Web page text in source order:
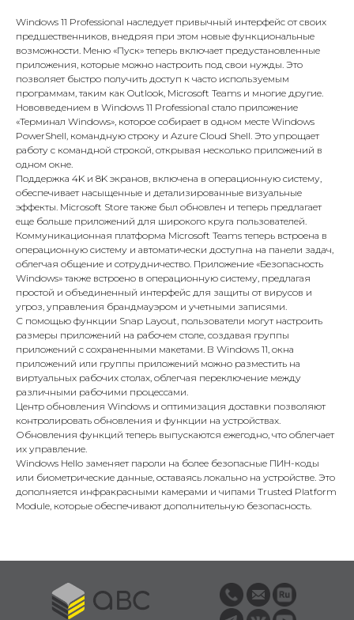
Windows 11 Professional наследует привычный интерфейс от своих
предшественников, внедряя при этом новые функциональные
возможности. Меню «Пуск» теперь включает предустановленные
приложения, которые можно настроить под свои нужды. Это
позволяет быстро получить доступ к часто используемым
программам, таким как Outlook, Microsoft Teams и многие другие.
Нововведением в Windows 11 Professional стало приложение
«Терминал Windows», которое собирает в одном месте Windows
PowerShell, командную строку и Azure Cloud Shell. Это упрощает
работу с командной строкой, открывая несколько приложений в
одном окне.
Поддержка 4K и 8K экранов, включена в операционную систему,
обеспечивает насыщенные и детализированные визуальные
эффекты. Microsoft Store также был обновлен и теперь предлагает
еще больше приложений для широкого круга пользователей.
Коммуникационная платформа Microsoft Teams теперь встроена в
операционную систему и автоматически доступна на панели задач,
облегчая общение и сотрудничество. Приложение «Безопасность
Windows» также встроено в операционную систему, предлагая
простой и объединенный интерфейс для защиты от вирусов и
угроз, управления брандмауэром и учетными записями.
С помощью функции Snap Layout, пользователи могут настроить
размеры приложений на рабочем столе, создавая группы
приложений с сохраненными макетами. В Windows 11, окна
приложений или группы приложений можно разместить на
виртуальных рабочих столах, облегчая переключение между
различными рабочими процессами.
Центр обновления Windows и оптимизация доставки позволяют
контролировать обновления и функции на устройствах.
Обновления функций теперь выпускаются ежегодно, что облегчает
их управление.
Windows Hello заменяет пароли на более безопасные ПИН-коды
или биометрические данные, оставаясь локально на устройстве. Это
дополняется инфракрасными камерами и чипами Trusted Platform
Module, которые обеспечивают дополнительную безопасность.